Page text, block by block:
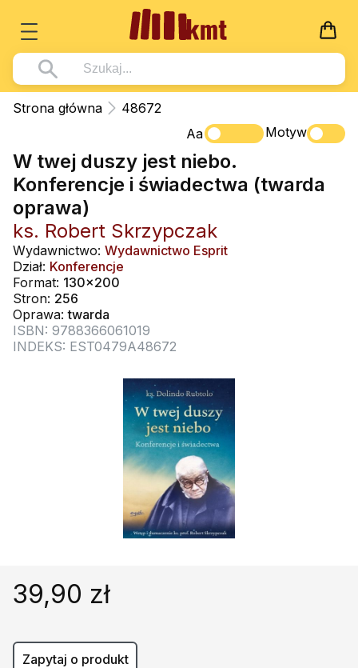
Książki
Wszystko z kategorii - Książki
Pismo Święte
Kościół Katolicki
Duszpasterstwo
Teologia
Życie chrześcijańskie
Duchowość
Literatura piękna
Książki obcojęzyczne
Poradniki, leksykony...
Podręczniki szkolne
Wszystko z kategorii - Multimedia
DVD
CD-ROM
Muzyka
Rekolekcje i inne na CD
Śpiew i modlitwa
Muzyka klasyczna
Dla Dzieci
Wszystko z kategorii - Dla Dzieci
Literatura (D)
Płyty, DVD (D)
Podręczniki i pomoce dydaktyczne
Podręczniki
Wszystko z kategorii - Podręczniki
Podręczniki i pomoce dydaktyczne
Zabawa i Nauka
Nowości
Zaloguj się
Strona główna
48672
Aa
Motyw
W twej duszy jest niebo.
Konferencje i świadectwa (twarda
oprawa)
ks. Robert Skrzypczak
Wydawnictwo: Wydawnictwo Esprit
Dział: Konferencje
Format: 130x200
Stron: 256
Oprawa:twarda
ISBN: 9788366061019
INDEKS: EST0479A48672
39,90 zł
Zapytaj o produkt